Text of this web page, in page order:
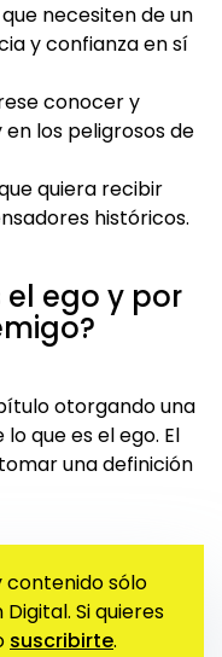
necesiten de un
y confianza en sí
conocer y
los peligrosos de
quiera recibir
históricos.
el ego y por
otorgando una
que es el ego. El
una definición
contenido sólo
Si quieres
suscribirte.